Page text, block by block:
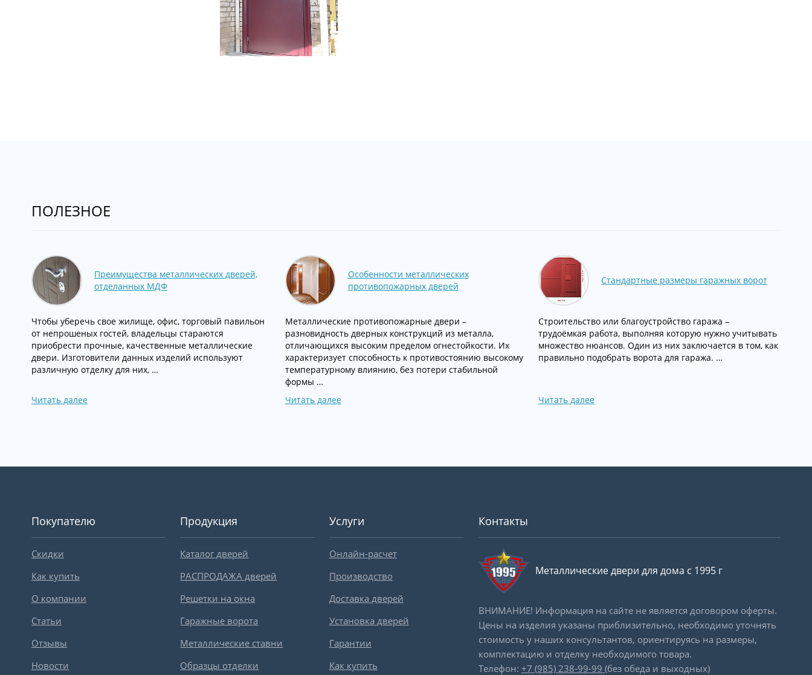
ПОЛЕЗНОЕ
Преимущества металлических дверей,
отделанных МДФ
Чтобы уберечь свое жилище, офис, торговый павильон
от непрошеных гостей, владельцы стараются
приобрести прочные, качественные металлические
двери. Изготовители данных изделий используют
различную отделку для них, …
Читать далее
Особенности металлических
противопожарных дверей
Металлические противопожарные двери –
разновидность дверных конструкций из металла,
отличающихся высоким пределом огнестойкости. Их
характеризует способность к противостоянию высокому
температурному влиянию, без потери стабильной
формы …
Читать далее
Стандартные размеры гаражных ворот
Строительство или благоустройство гаража –
трудоёмкая работа, выполняя которую нужно учитывать
множество нюансов. Один из них заключается в том, как
правильно подобрать ворота для гаража. …
Читать далее
Покупателю
Скидки
Как купить
О компании
Статьи
Отзывы
Новости
Продукция
Каталог дверей
РАСПРОДАЖА дверей
Решетки на окна
Гаражные ворота
Металлические ставни
Образцы отделки
Услуги
Онлайн-расчет
Производство
Доставка дверей
Установка дверей
Гарантии
Как купить
Контакты
Металлические двери для дома с 1995 г
ВНИМАНИЕ! Информация на сайте не является договором оферты.
Цены на изделия указаны приблизительно, необходимо уточнять
стоимость у наших консультантов, ориентируясь на размеры,
комплектацию и отделку необходимого товара.
Телефон: +7 (985) 238-99-99 (без обеда и выходных)